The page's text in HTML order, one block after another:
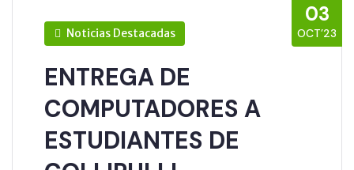
03
OCT’23
Noticias Destacadas
ENTREGA DE
COMPUTADORES A
ESTUDIANTES DE